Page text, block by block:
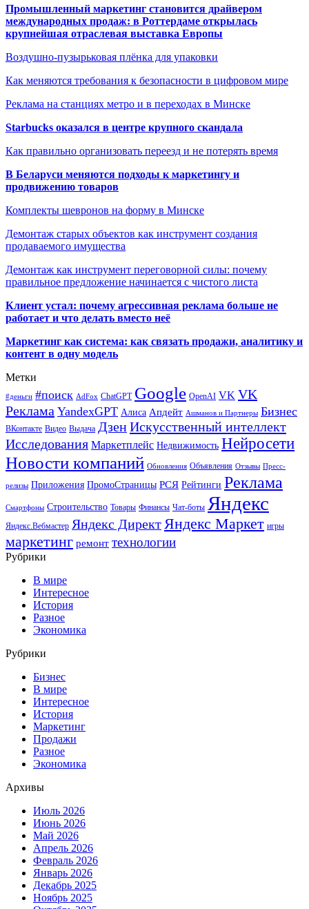
Промышленный маркетинг становится драйвером
международных продаж: в Роттердаме открылась
крупнейшая отраслевая выставка Европы
Воздушно-пузырьковая плёнка для упаковки
Как меняются требования к безопасности в цифровом мире
Реклама на станциях метро и в переходах в Минске
Starbucks оказался в центре крупного скандала
Как правильно организовать переезд и не потерять время
В Беларуси меняются подходы к маркетингу и
продвижению товаров
Комплекты шевронов на форму в Минске
Демонтаж старых объектов как инструмент создания
продаваемого имущества
Демонтаж как инструмент переговорной силы: почему
правильное предложение начинается с чистого листа
Клиент устал: почему агрессивная реклама больше не
работает и что делать вместо неё
Маркетинг как система: как связать продажи, аналитику и
контент в одну модель
Метки
#деньги #поиск AdFox ChatGPT Google OpenAI VK VK
Реклама YandexGPT Алиса Апдейт Ашманов и Партнеры Бизнес
ВКонтакте Видео Выдача ДзенИскусственный интеллект
Исследования Маркетплейс Недвижимость Нейросети
Новости компаний Обновления Объявления Отзывы Пресс-
релизы Приложения ПромоСтраницы РСЯ Рейтинги Реклама
Смартфоны Строительство Товары Финансы Чат-боты Яндекс
Яндекс.Вебмастер Яндекс Директ Яндекс Маркет игры
маркетинг ремонт технологии
Рубрики
В мире
Интересное
История
Разное
Экономика
Рубрики
Бизнес
В мире
Интересное
История
Маркетинг
Продажи
Разное
Экономика
Архивы
Июль 2026
Июнь 2026
Май 2026
Апрель 2026
Февраль 2026
Январь 2026
Декабрь 2025
Ноябрь 2025